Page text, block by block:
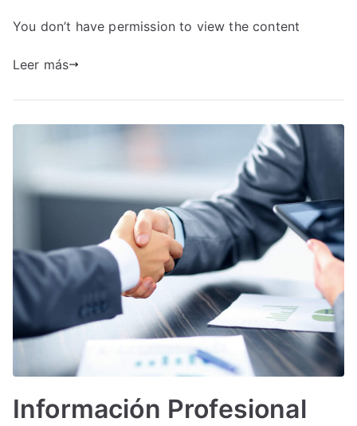
You don’t have permission to view the content
Leer más
Información Profesional